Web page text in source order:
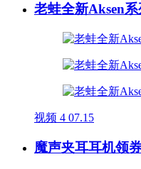
老蛙全新Aksen
视频 4 07.15
魔声夹耳耳机领